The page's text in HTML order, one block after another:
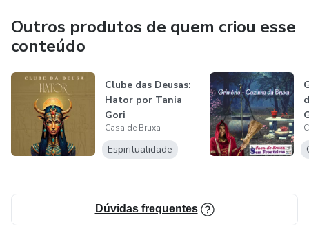
Outros produtos de quem criou esse
conteúdo
Clube das Deusas:
Hator por Tania
Gori
Casa de Bruxa
Espiritualidade
Dúvidas frequentes